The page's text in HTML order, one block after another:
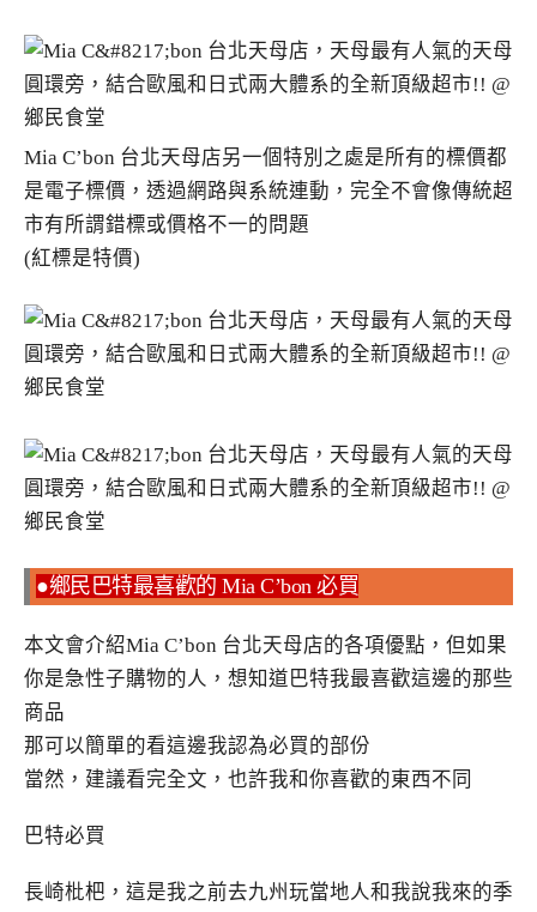
Mia C’bon 台北天母店另一個特別之處是所有的標價都
是電子標價，透過網路與系統連動，完全不會像傳統超
市有所謂錯標或價格不一的問題
(紅標是特價)
●鄉民巴特最喜歡的 Mia C’bon 必買
本文會介紹Mia C’bon 台北天母店的各項優點，但如果
你是急性子購物的人，想知道巴特我最喜歡這邊的那些
商品
那可以簡單的看這邊我認為必買的部份
當然，建議看完全文，也許我和你喜歡的東西不同
巴特必買
長崎枇杷，這是我之前去九州玩當地人和我說我來的季